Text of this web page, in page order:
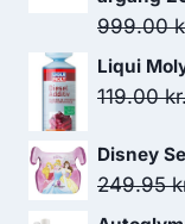
999.00
Liqui
119.00
Disney
249.95